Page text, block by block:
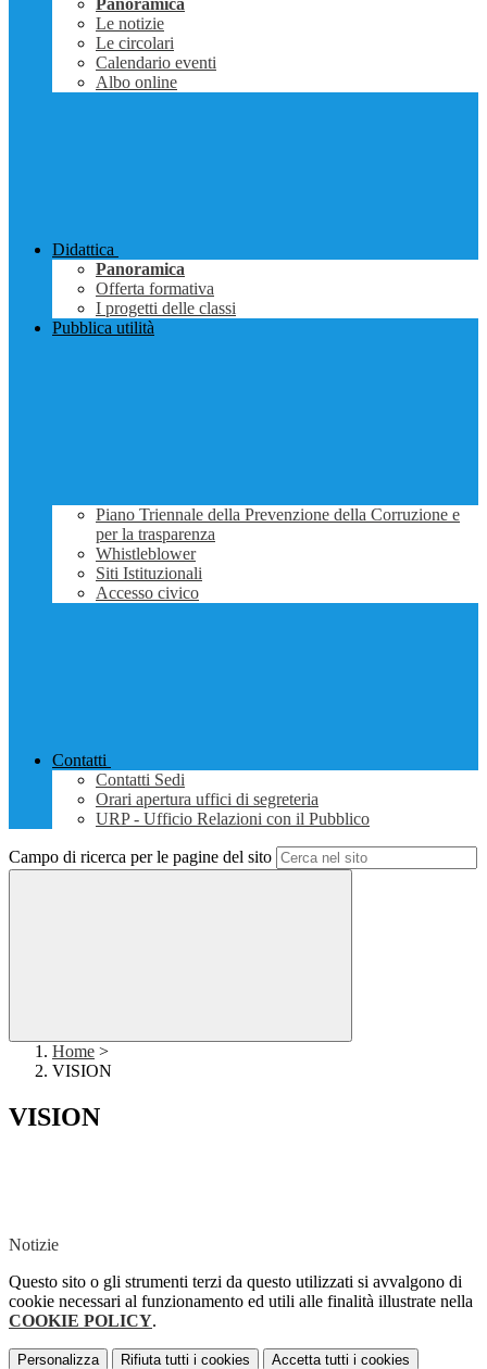
Panoramica
Le notizie
Le circolari
Calendario eventi
Albo online
Didattica
Panoramica
Offerta formativa
I progetti delle classi
Pubblica utilità
Piano Triennale della Prevenzione della Corruzione e
per la trasparenza
Whistleblower
Siti Istituzionali
Accesso civico
Contatti
Contatti Sedi
Orari apertura uffici di segreteria
URP - Ufficio Relazioni con il Pubblico
Campo di ricerca per le pagine del sito
Home >
VISION
VISION
Notizie
Questo sito o gli strumenti terzi da questo utilizzati si avvalgono di
cookie necessari al funzionamento ed utili alle finalità illustrate nella
COOKIE POLICY.
Personalizza Rifiuta tutti i cookies Accetta tutti i cookies